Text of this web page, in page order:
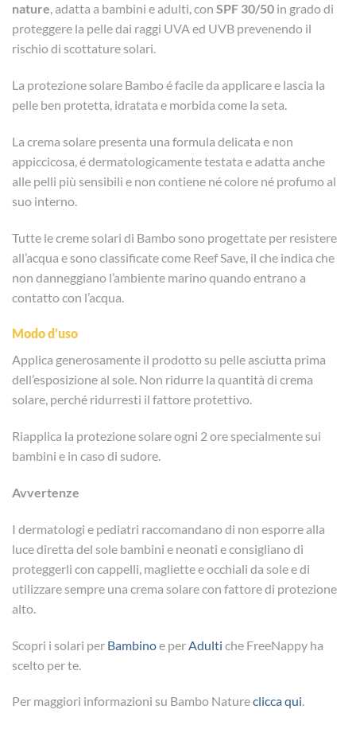
nature, adatta a bambini e adulti, con SPF 30/50 in grado di
proteggere la pelle dai raggi UVA ed UVB prevenendo il
rischio di scottature solari.
La protezione solare Bambo é facile da applicare e lascia la
pelle ben protetta, idratata e morbida come la seta.
La crema solare presenta una formula delicata e non
appiccicosa, é dermatologicamente testata e adatta anche
alle pelli più sensibili e non contiene né colore né profumo al
suo interno.
Tutte le creme solari di Bambo sono progettate per resistere
all’acqua e sono classificate come Reef Save, il che indica che
non danneggiano l’ambiente marino quando entrano a
contatto con l’acqua.
Modo d’uso
Applica generosamente il prodotto su pelle asciutta prima
dell’esposizione al sole. Non ridurre la quantità di crema
solare, perché ridurresti il fattore protettivo.
Riapplica la protezione solare ogni 2 ore specialmente sui
bambini e in caso di sudore.
Avvertenze
I dermatologi e pediatri raccomandano di non esporre alla
luce diretta del sole bambini e neonati e consigliano di
proteggerli con cappelli, magliette e occhiali da sole e di
utilizzare sempre una crema solare con fattore di protezione
alto.
Scopri i solari per Bambinoe per Adulti che FreeNappy ha
scelto per te.
Per maggiori informazioni su Bambo Natureclicca qui.